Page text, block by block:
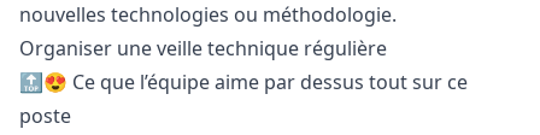
nouvelles technologies ou méthodologie.
Organiser une veille technique régulière
🔝😍 Ce que l’équipe aime par dessus tout sur ce
poste